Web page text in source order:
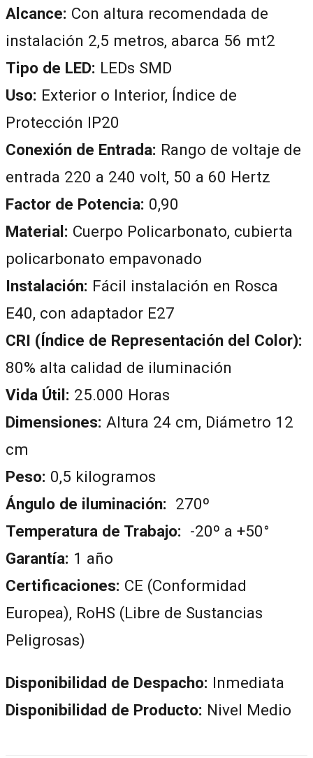
Alcance: Con altura recomendada de
instalación 2,5 metros, abarca 56 mt2
Tipo de LED: LEDs SMD
Uso: Exterior o Interior, Índice de
Protección IP20
Conexión de Entrada: Rango de voltaje de
entrada 220 a 240 volt, 50 a 60 Hertz
Factor de Potencia: 0,90
Material: Cuerpo Policarbonato, cubierta
policarbonato empavonado
Instalación: Fácil instalación en Rosca
E40, con adaptador E27
CRI (Índice de Representación del Color):
80% alta calidad de iluminación
Vida Útil: 25.000 Horas
Dimensiones: Altura 24 cm, Diámetro 12
cm
Peso: 0,5 kilogramos
Ángulo de iluminación: 270º
Temperatura de Trabajo: -20º a +50°
Garantía: 1 año
Certificaciones: CE (Conformidad
Europea), RoHS (Libre de Sustancias
Peligrosas)
Disponibilidad de Despacho: Inmediata
Disponibilidad de Producto: Nivel Medio